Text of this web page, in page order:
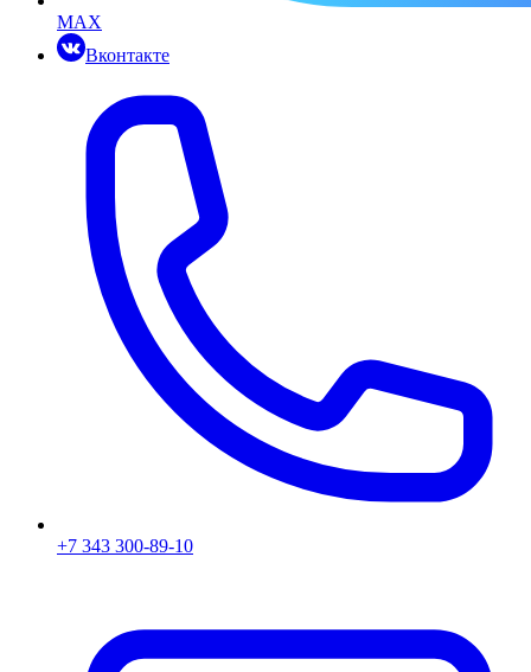
MAX
Вконтакте
+7 343 300-89-10